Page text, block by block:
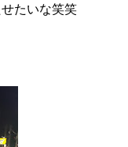
たいな笑笑